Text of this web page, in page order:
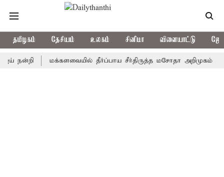
தமிழகம் தேசியம் உலகம் சினிமா விளையாட்டு
மக்களவையில் தீர்ப்பாய சீர்திருத்த மசோதா அறிமுகம்